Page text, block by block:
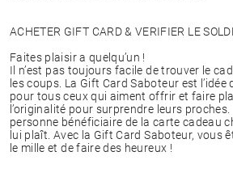
ACHETER GIFT CARD & VERIFIER LE
Faites plaisir a quelqu’un !
Il n’est pas toujours facile de trouver le
les coups. La Gift Card Saboteur est
pour tous ceux qui aiment offrir et faire
l’originalité pour surprendre leurs
personne bénéficiaire de la carte cadeau
lui plaît. Avec la Gift Card Saboteur, vous
le mille et de faire des heureux !